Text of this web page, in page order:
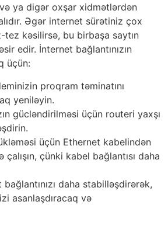
ya digər oxşar xidmətlərdən
Əgər internet sürətiniz çox
tez kəsilirsə, bu birbaşa saytın
edir. İnternet bağlantınızın
üçün:
proqram təminatını
yeniləyin.
gücləndirilməsi üçün routeri yaxşı
üçün Ethernet kabelindən
çünki kabel bağlantısı daha
daha stabilləşdirərək,
asanlaşdıracaq və